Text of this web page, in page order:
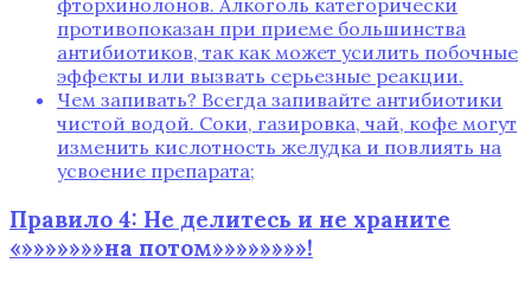
фторхинолонов. Алкоголь категорически
противопоказан при приеме большинства
антибиотиков‚ так как может усилить побочные
эффекты или вызвать серьезные реакции.
Чем запивать? Всегда запивайте антибиотики
чистой водой. Соки‚ газировка‚ чай‚ кофе могут
изменить кислотность желудка и повлиять на
усвоение препарата;
Правило 4: Не делитесь и не храните
«»»»»»»»на потом»»»»»»»»!